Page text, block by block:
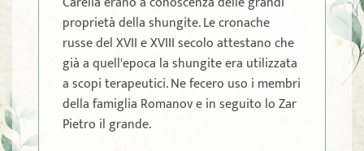
proprietà della shungite. Le cronache
russe del XVII e XVIII secolo attestano che
già a quell'epoca la shungite era utilizzata
a scopi terapeutici. Ne fecero uso i membri
della famiglia Romanov e in seguito lo Zar
Pietro il grande.